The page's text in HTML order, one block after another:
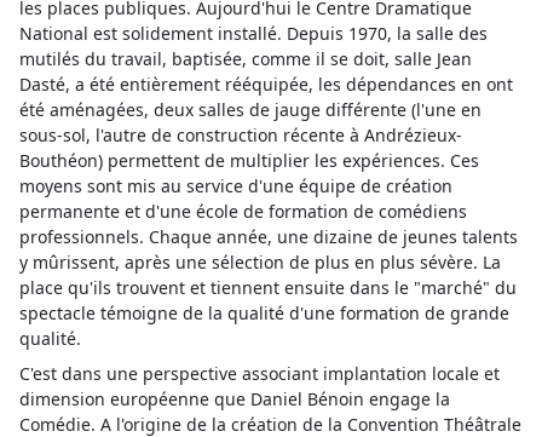
les places publiques. Aujourd'hui le Centre Dramatique
National est solidement installé. Depuis 1970, la salle des
mutilés du travail, baptisée, comme il se doit, salle Jean
Dasté, a été entièrement rééquipée, les dépendances en ont
été aménagées, deux salles de jauge différente (l'une en
sous-sol, l'autre de construction récente à Andrézieux-
Bouthéon) permettent de multiplier les expériences. Ces
moyens sont mis au service d'une équipe de création
permanente et d'une école de formation de comédiens
professionnels. Chaque année, une dizaine de jeunes talents
y mûrissent, après une sélection de plus en plus sévère. La
place qu'ils trouvent et tiennent ensuite dans le "marché" du
spectacle témoigne de la qualité d'une formation de grande
qualité.
C'est dans une perspective associant implantation locale et
dimension européenne que Daniel Bénoin engage la
Comédie. A l'origine de la création de la Convention Théâtrale